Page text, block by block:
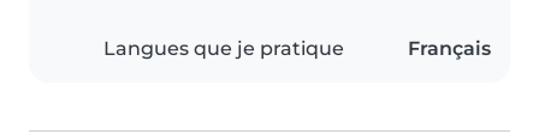
Langues que je pratique Français